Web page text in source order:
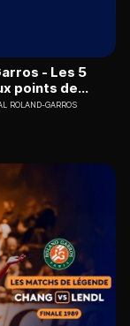
- Les 5
points de...
ROLAND-GARROS